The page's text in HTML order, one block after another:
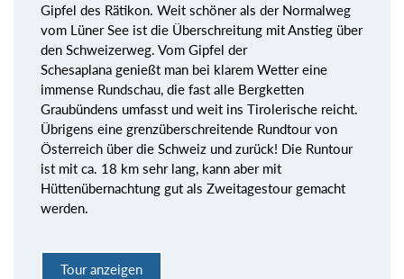
Gipfel des Rätikon. Weit schöner als der Normalweg
vom Lüner See ist die Überschreitung mit Anstieg über
den Schweizerweg. Vom Gipfel der
Schesaplana genießt man bei klarem Wetter eine
immense Rundschau, die fast alle Bergketten
Graubündens umfasst und weit ins Tirolerische reicht.
Übrigens eine grenzüberschreitende Rundtour von
Österreich über die Schweiz und zurück! Die Runtour
ist mit ca. 18 km sehr lang, kann aber mit
Hüttenübernachtung gut als Zweitagestour gemacht
werden.
Tour anzeigen